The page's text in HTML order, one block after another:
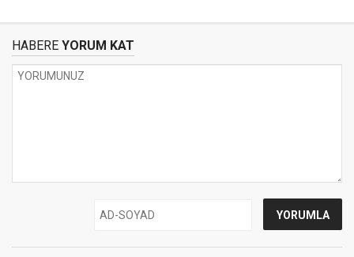
HABERE YORUM KAT